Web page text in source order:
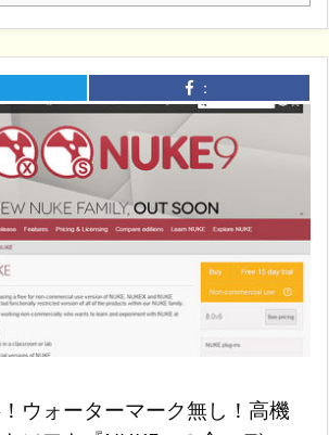
：
！ウォーターマーク無し！高機